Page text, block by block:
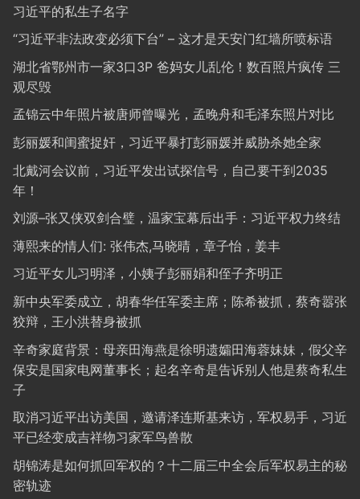
习近平的私生子名字
“习近平非法政变必须下台” – 这才是天安门红墙所喷标语
湖北省鄂州市一家3口3P 爸妈女儿乱伦！数百照片疯传 三
观尽毁
孟锦云中年照片被唐师曾曝光，孟晚舟和毛泽东照片对比
彭丽媛和闺蜜捉奸，习近平暴打彭丽媛并威胁杀她全家
北戴河会议前，习近平发出试探信号，自己要干到2035
年！
刘源–张又侠双剑合璧，温家宝幕后出手：习近平权力终结
薄熙来的情人们: 张伟杰,马晓晴，章子怡，姜丰
习近平女儿习明泽，小姨子彭丽娟和侄子齐明正
新中央军委成立，胡春华任军委主席；陈希被抓，蔡奇嚣张
狡辩，王小洪替身被抓
辛奇家庭背景：母亲田海燕是徐明遗孀田海蓉妹妹，假父辛
保安是国家电网董事长；起名辛奇是告诉别人他是蔡奇私生
子
取消习近平出访美国，邀请泽连斯基来访，军权易手，习近
平已经变成吉祥物习家军鸟兽散
胡锦涛是如何抓回军权的？十二届三中全会后军权易主的秘
密轨迹